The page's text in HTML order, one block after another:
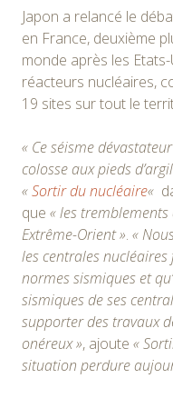
Japon a relancé le
en France, deuxième
monde après les
réacteurs nucléaires,
19 sites sur tout le
« Ce séisme
colosse aux pieds
«Sortir du nucléaire«
que « les tremblements
Extrême-Orient ». «
les centrales nucléaires
normes sismiques et qu’
sismiques de ses
supporter des travaux
onéreux », ajoute «
situation perdure